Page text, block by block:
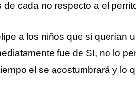
de cada no respecto a el
a los niños que si querían
fue de SI, no lo
el se acostumbrará y lo